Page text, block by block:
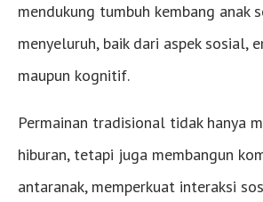
mendukung tumbuh kembang anak
menyeluruh, baik dari aspek sosial,
maupun kognitif.
Permainan tradisional tidak hanya
hiburan, tetapi juga membangun
antaranak, memperkuat interaksi